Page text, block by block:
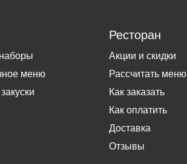
меню
Ресторан
Акции и скидки
Рассчитать меню
Как заказать
Как оплатить
Доставка
Отзывы